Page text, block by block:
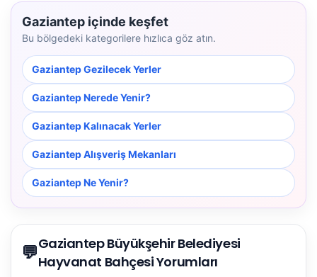
Gaziantep içinde keşfet
Bu bölgedeki kategorilere hızlıca göz atın.
Gaziantep Gezilecek Yerler
Gaziantep Nerede Yenir?
Gaziantep Kalınacak Yerler
Gaziantep Alışveriş Mekanları
Gaziantep Ne Yenir?
💬Gaziantep Büyükşehir Belediyesi
Hayvanat Bahçesi Yorumları